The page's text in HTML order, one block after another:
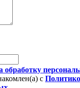
обработку
с